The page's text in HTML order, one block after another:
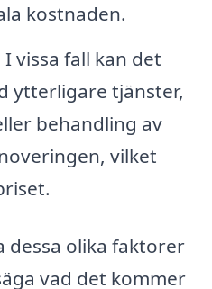
kostnaden.
I vissa fall kan det
ytterligare tjänster,
behandling av
vilket
dessa olika faktorer
vad det kommer